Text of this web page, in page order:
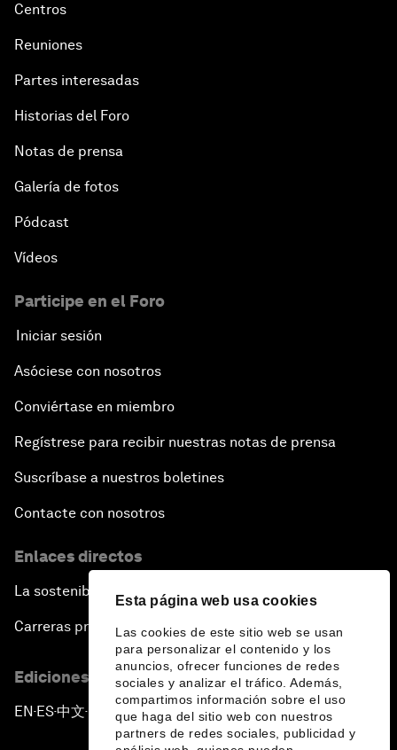
Esta página web usa cookies
Las cookies de este sitio web se usan
para personalizar el contenido y los
anuncios, ofrecer funciones de redes
sociales y analizar el tráfico. Además,
compartimos información sobre el uso
que haga del sitio web con nuestros
partners de redes sociales, publicidad y
Centros
Reuniones
Partes interesadas
Historias del Foro
Notas de prensa
Galería de fotos
Pódcast
Vídeos
Participe en el Foro
Iniciar sesión
Asóciese con nosotros
Conviértase en miembro
Regístrese para recibir nuestras notas de prensa
Suscríbase a nuestros boletines
Contacte con nosotros
Enlaces directos
La sostenibilidad en el Foro
Carreras profesionales
Ediciones en otros idiomas
EN ▪ES▪中文▪ 日本語